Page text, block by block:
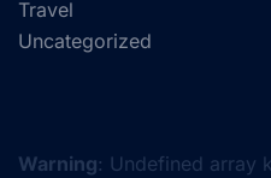
Travel
Uncategorized
Warning: Undefined array